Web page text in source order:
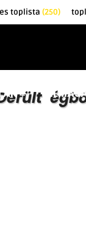
toplista (250)